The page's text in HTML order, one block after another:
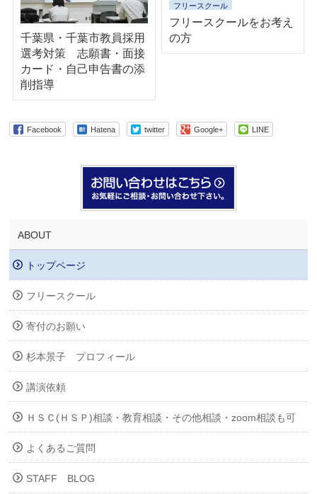
千葉県・千葉市教員採用
選考対策 志願書・面接
カード・自己申告書の添
削指導
フリースクール
フリースクールをお考え
の方
Facebook Hatena twitter Google+ LINE
ABOUT
トップページ
フリースクール
寄付のお願い
杉本景子 プロフィール
講演依頼
ＨＳＣ(ＨＳＰ)相談・教育相談・その他相談・zoom相談も可
よくあるご質問
STAFF BLOG